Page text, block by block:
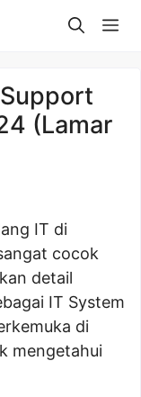
(Lamar
IT di
cocok
detail
IT System
di
mengetahui